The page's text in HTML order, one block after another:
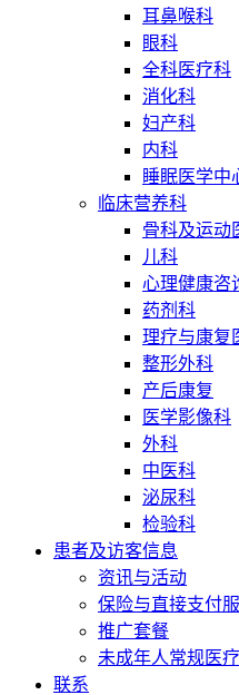
耳鼻喉科
眼科
全科医疗科
消化科
妇产科
内科
睡眠医学中
临床营养科
骨科及运动
儿科
心理健康咨
药剂科
理疗与康复
整形外科
产后康复
医学影像科
外科
中医科
泌尿科
检验科
患者及访客信息
资讯与活动
保险与直接支付
推广套餐
未成年人常规医
联系